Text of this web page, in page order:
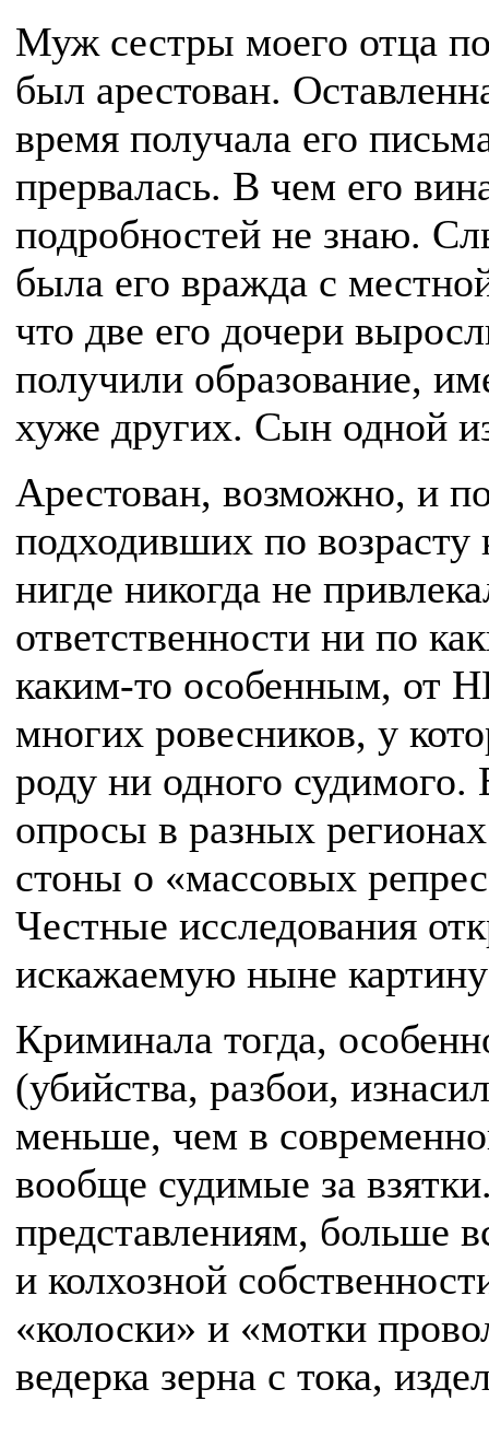
Муж сестры моего отца
был арестован.
время получала его
прервалась. В чем его
подробностей не знаю.
была его вражда с
что две его дочери
получили образование,
хуже других. Сын одной
Арестован, возможно, и
подходивших по
нигде никогда не
ответственности ни по
каким-то особенным, от
многих ровесников, у
роду ни одного судимого.
опросы в разных
стоны о «массовых
Честные исследования
искажаемую ныне
Криминала тогда,
(убийства, разбои,
меньше, чем в
вообще судимые за
представлениям, больше
и колхозной
«колоски» и «мотки
ведерка зерна с тока,